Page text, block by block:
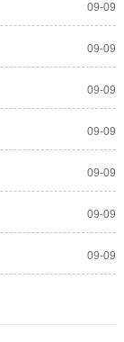
09-09
09-09
09-09
09-09
09-09
09-09
09-09